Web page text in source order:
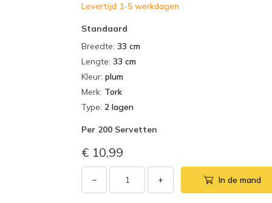
Levertijd 1-5 werkdagen
Standaard
Breedte: 33 cm
Lengte: 33 cm
Kleur: plum
Merk: Tork
Type: 2 lagen
Per 200 Servetten
€ 10,99
− + In de mand